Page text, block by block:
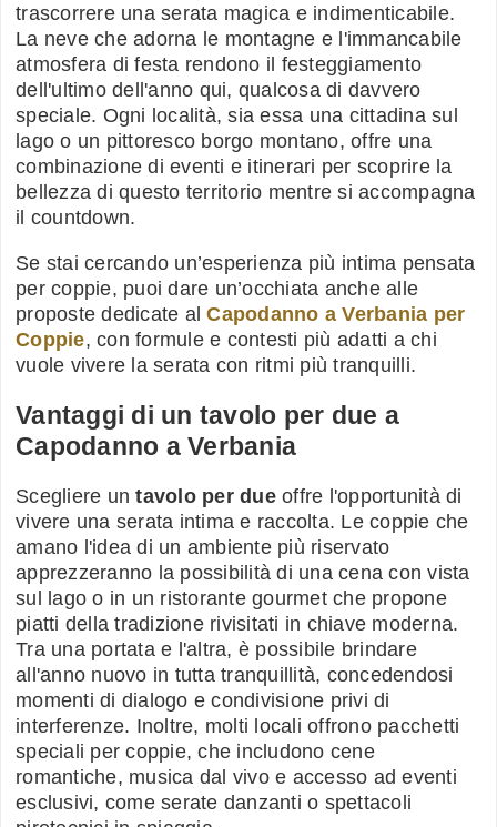
trascorrere una serata magica e indimenticabile.
La neve che adorna le montagne e l'immancabile
atmosfera di festa rendono il festeggiamento
dell'ultimo dell'anno qui, qualcosa di davvero
speciale. Ogni località, sia essa una cittadina sul
lago o un pittoresco borgo montano, offre una
combinazione di eventi e itinerari per scoprire la
bellezza di questo territorio mentre si accompagna
il countdown.
Se stai cercando un’esperienza più intima pensata
per coppie, puoi dare un’occhiata anche alle
proposte dedicate alCapodanno a Verbania per
Coppie, con formule e contesti più adatti a chi
vuole vivere la serata con ritmi più tranquilli.
Vantaggi di un tavolo per due a
Capodanno a Verbania
Scegliere untavolo per dueoffre l'opportunità di
vivere una serata intima e raccolta. Le coppie che
amano l'idea di un ambiente più riservato
apprezzeranno la possibilità di una cena con vista
sul lago o in un ristorante gourmet che propone
piatti della tradizione rivisitati in chiave moderna.
Tra una portata e l'altra, è possibile brindare
all'anno nuovo in tutta tranquillità, concedendosi
momenti di dialogo e condivisione privi di
interferenze. Inoltre, molti locali offrono pacchetti
speciali per coppie, che includono cene
romantiche, musica dal vivo e accesso ad eventi
esclusivi, come serate danzanti o spettacoli